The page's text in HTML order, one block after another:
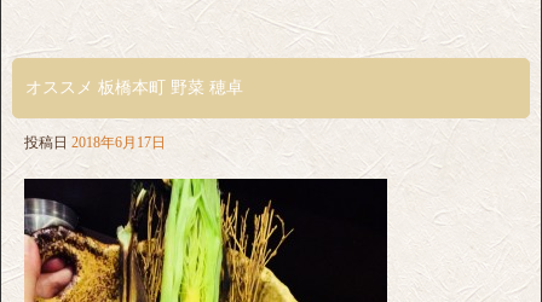
オススメ 板橋本町 野菜 穂卓
投稿日 2018年6月17日